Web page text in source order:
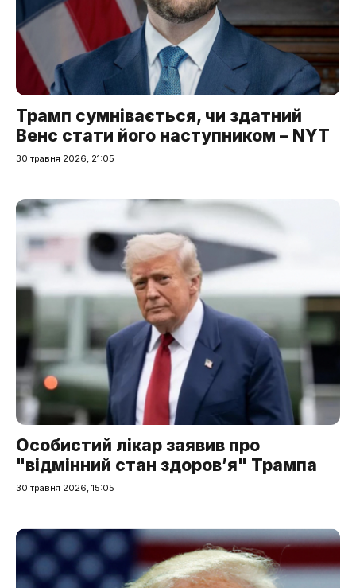
Трамп сумнівається, чи здатний
Венс стати його наступником – NYT
30 травня 2026, 21:05
Особистий лікар заявив про
"відмінний стан здоров’я" Трампа
30 травня 2026, 15:05